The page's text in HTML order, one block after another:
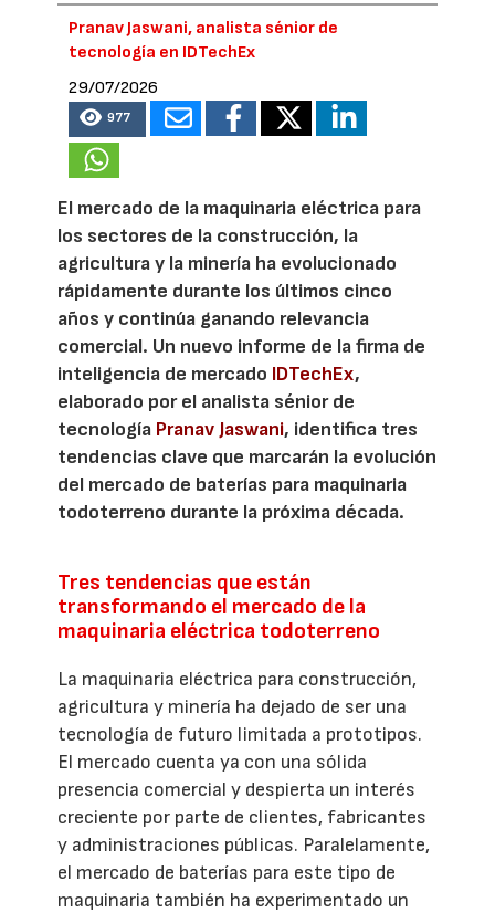
Pranav Jaswani, analista sénior de
tecnología en IDTechEx
29/07/2026
977
El mercado de la maquinaria eléctrica para
los sectores de la construcción, la
agricultura y la minería ha evolucionado
rápidamente durante los últimos cinco
años y continúa ganando relevancia
comercial. Un nuevo informe de la firma de
inteligencia de mercado IDTechEx,
elaborado por el analista sénior de
tecnología Pranav Jaswani, identifica tres
tendencias clave que marcarán la evolución
del mercado de baterías para maquinaria
todoterreno durante la próxima década.
Tres tendencias que están
transformando el mercado de la
maquinaria eléctrica todoterreno
La maquinaria eléctrica para construcción,
agricultura y minería ha dejado de ser una
tecnología de futuro limitada a prototipos.
El mercado cuenta ya con una sólida
presencia comercial y despierta un interés
creciente por parte de clientes, fabricantes
y administraciones públicas. Paralelamente,
el mercado de baterías para este tipo de
maquinaria también ha experimentado un